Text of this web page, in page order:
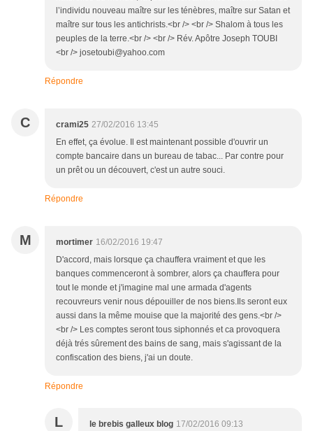
Répondre
C crami25 27/02/2016 13:45
En effet, ça évolue. Il est maintenant possible d'ouvrir un
compte bancaire dans un bureau de tabac... Par contre pour
un prêt ou un découvert, c'est un autre souci.
Répondre
M mortimer 16/02/2016 19:47
D'accord, mais lorsque ça chauffera vraiment et que les
banques commenceront à sombrer, alors ça chauffera pour
tout le monde et j'imagine mal une armada d'agents
recouvreurs venir nous dépouiller de nos biens.Ils seront eux
aussi dans la même mouise que la majorité des gens.<br />
<br /> Les comptes seront tous siphonnés et ca provoquera
déjà trés sûrement des bains de sang, mais s'agissant de la
confiscation des biens, j'ai un doute.
Répondre
L le brebis galleux blog 17/02/2016 09:13